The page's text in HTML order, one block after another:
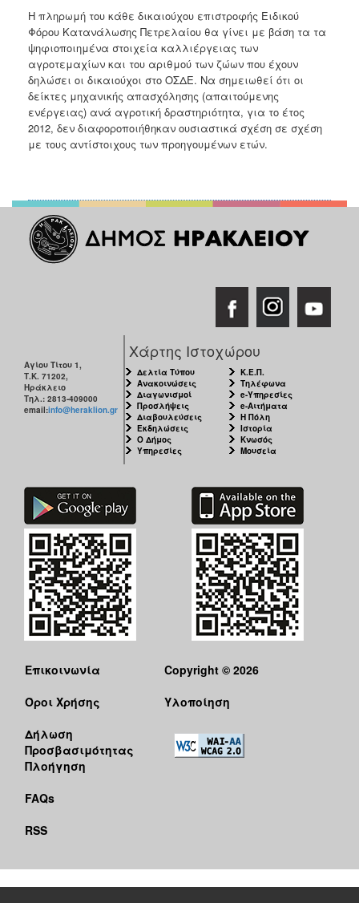
ΤΟΠΟΣ
ΠΟΛΙΤΙΣΜΟΣ
ΑΝΘΕΚΤΙΚΗ
ΠΟΛΗ
Η πληρωμή του κάθε δικαιούχου επιστροφής Ειδικού
Φόρου Κατανάλωσης Πετρελαίου θα γίνει με βάση τα τα
ψηφιοποιημένα στοιχεία καλλιέργειας των
αγροτεμαχίων και του αριθμού των ζώων που έχουν
δηλώσει οι δικαιούχοι στο ΟΣΔΕ. Να σημειωθεί ότι οι
δείκτες μηχανικής απασχόλησης (απαιτούμενης
ενέργειας) ανά αγροτική δραστηριότητα, για το έτος
2012, δεν διαφοροποιήθηκαν ουσιαστικά σχέση σε σχέση
με τους αντίστοιχους των προηγουμένων ετών.
Αγίου Τίτου 1,
Τ.Κ. 71202,
Ηράκλειο
Τηλ.: 2813-409000
email:info@heraklion.gr
Χάρτης Ιστοχώρου
Δελτία Τύπου
Ανακοινώσεις
Διαγωνισμοί
Προσλήψεις
Διαβουλεύσεις
Εκδηλώσεις
Ο Δήμος
Υπηρεσίες
Κ.Ε.Π.
Τηλέφωνα
e-Υπηρεσίες
e-Αιτήματα
Η Πόλη
Ιστορία
Κνωσός
Μουσεία
Επικοινωνία
Όροι Χρήσης
Δήλωση
Προσβασιμότητας
Πλοήγηση
FAQs
RSS
Copyright © 2026
Υλοποίηση